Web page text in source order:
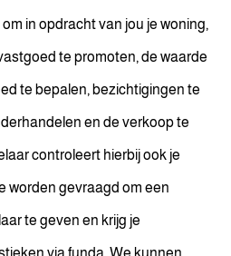
in opdracht van jou je woning,
te promoten, de waarde
te bepalen, bezichtigingen te
en de verkoop te
controleert hierbij ook je
worden gevraagd om een
te geven en krijg je
via funda. We kunnen